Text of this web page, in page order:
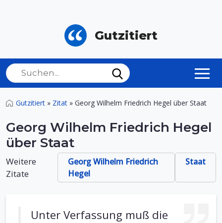
Gutzitiert
Gutzitiert » Zitat » Georg Wilhelm Friedrich Hegel über Staat
Georg Wilhelm Friedrich Hegel
über Staat
Weitere
Zitate
Georg Wilhelm Friedrich
Hegel
Staat
Unter Verfassung muß die